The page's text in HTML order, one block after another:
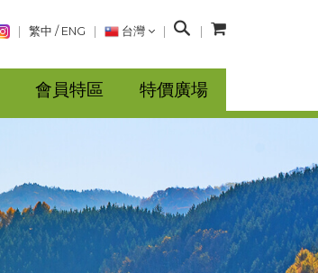
繁中 / ENG 台灣
搜
會員特區 特價廣場